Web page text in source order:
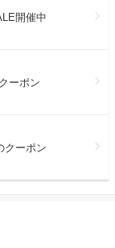
開催中
ーポン
クーポン